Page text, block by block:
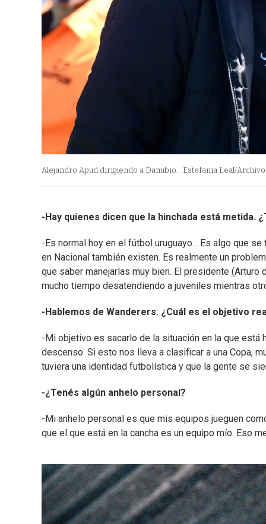
Alejandro Apud dirigiendo a Danubio. Estefania Leal/Archivo
-Hay quienes dicen que la hinchada está metida.
-Es normal hoy en el fútbol uruguayo... Es algo que
en Nacional también existen. Es realmente un
que saber manejarlas muy bien. El presidente
mucho tiempo desatendiendo a juveniles mientras
-Hablemos de Wanderers. ¿Cuál es el objetivo
-Mi objetivo es sacarlo de la situación en la que está
descenso. Si esto nos lleva a clasificar a una Copa,
tuviera una identidad futbolística y que la gente se
-¿Tenés algún anhelo personal?
-Mi anhelo personal es que mis equipos jueguen
que el que está en la cancha es un equipo mío. Eso